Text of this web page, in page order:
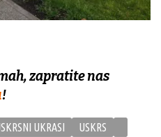
zapratite nas
!
UKRASI USKRS